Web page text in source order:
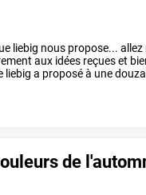
liebig nous propose... allez
aux idées reçueset
liebig a proposéà une
de